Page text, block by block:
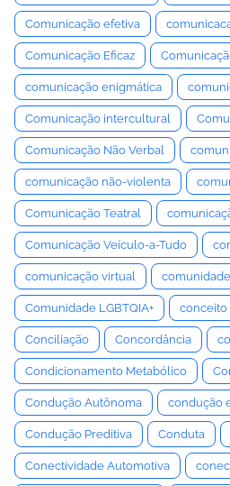
Comunicação efetiva
Comunicação Eficaz
comunicação enigmática
Comunicação intercultural
Comunicação Não Verbal
comunicação não-violenta
Comunicação Teatral
Comunicação Veículo-a-Tudo
comunicação virtual comunidade
Comunidade LGBTQIA+ conceito
Conciliação Concordância
Condicionamento Metabólico
Condução Autônoma condução
Condução Preditiva Conduta
Conectividade Automotiva